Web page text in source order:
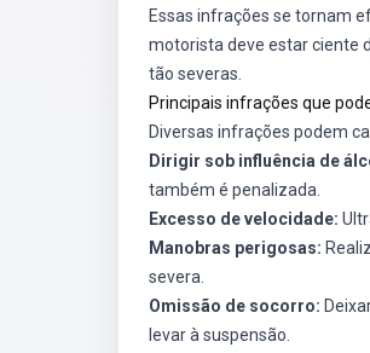
Essas infrações se tornam
motorista deve estar ciente
tão severas.
Principais infrações que
Diversas infrações podem
Dirigir sob influência de
também é penalizada.
Excesso de velocidade:
Manobras perigosas:
severa.
Omissão de socorro:
levar à suspensão.